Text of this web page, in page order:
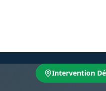
Intervention